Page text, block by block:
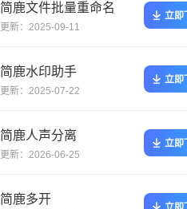
简鹿文件批量重命名
更新：2025-09-11
立即
简鹿水印助手
更新：2025-07-22
立即
简鹿人声分离
更新：2026-06-25
立即
简鹿多开